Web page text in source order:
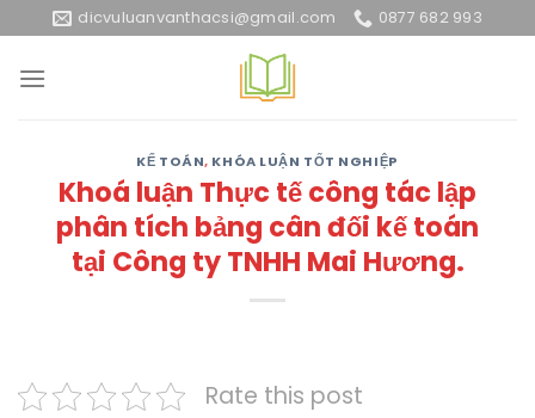
to
content
dicvuluanvanthacsi@gmail.com 0877 682 993
KẾ TOÁN, KHÓA LUẬN TỐT NGHIỆP
Khoá luận Thực tế công tác lập
phân tích bảng cân đối kế toán
tại Công ty TNHH Mai Hương.
Rate this post